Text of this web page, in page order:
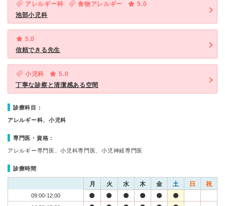
アレルギー科 食物アレルギー
5.0
池部小児科
5.0
信頼できる先生
小児科
5.0
丁寧な診察と清潔感ある空間
診療科目：
アレルギー科、小児科
専門医・資格：
アレルギー専門医、小児科専門医、小児神経専門医
診療時間
月 火 水 木 金 土 日 祝
09:00-12:00